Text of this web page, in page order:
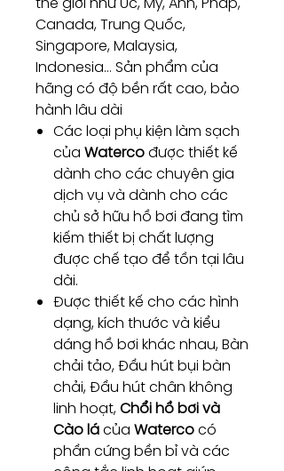
Canada, Trung Quốc,
Singapore, Malaysia,
Indonesia… Sản phẩm của
hãng có độ bền rất cao, bảo
hành lâu dài
Các loại phụ kiện làm sạch
của Watercođược thiết kế
dành cho các chuyên gia
dịch vụ và dành cho các
chủ sở hữu hồ bơi đang tìm
kiếm thiết bị chất lượng
được chế tạo để tồn tại lâu
dài.
Được thiết kế cho các hình
dạng, kích thước và kiểu
dáng hồ bơi khác nhau, Bàn
chải tảo, Đầu hút bụi bàn
chải, Đầu hút chân không
linh hoạt,Chổi hồ bơi và
Cào lácủa Watercocó
phần cứng bền bỉ và các